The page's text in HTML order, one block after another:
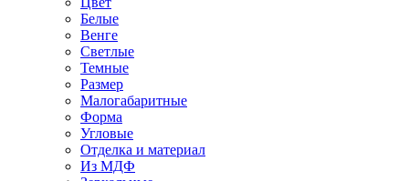
Белые
Венге
Светлые
Темные
Размер
Малогабаритные
Форма
Угловые
Отделка и материал
Из МДФ